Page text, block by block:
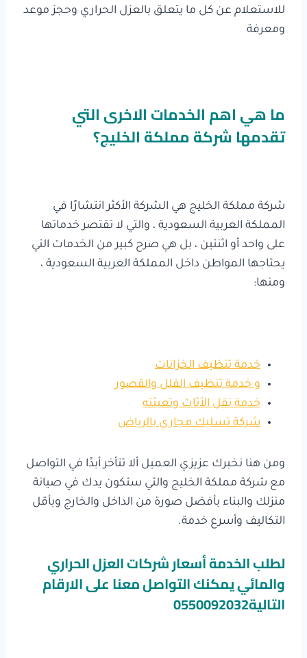
للاستعلام عن كل ما يتعلق بالعزل الحراري وحجز موعد
ومعرفة
ما هي اهم الخدمات الاخرى التي
تقدمها شركة مملكة الخليج؟
شركة مملكة الخليج هي الشركة الأكثر انتشارًا في
المملكة العربية السعودية ، والتي لا تقتصر خدماتها
على واحد أو اثنتين ، بل هي صرح كبير من الخدمات التي
يحتاجها المواطن داخل المملكة العربية السعودية ،
ومنها:
خدمة تنظيف الخزانات
و خدمة تنظيف الفلل والقصور
خدمة نقل الأثاث وتعبئته
شركة تسليك مجاري بالرياض
ومن هنا نخبرك عزيزي العميل ألا تتأخر أبدًا في التواصل
مع شركة مملكة الخليج والتي ستكون يدك في صيانة
منزلك والبناء بأفضل صورة من الداخل والخارج وبأقل
التكاليف وأسرع خدمة.
لطلب الخدمة أسعار شركات العزل الحراري
والمائي يمكنك التواصل معنا على الارقام
التالية0550092032